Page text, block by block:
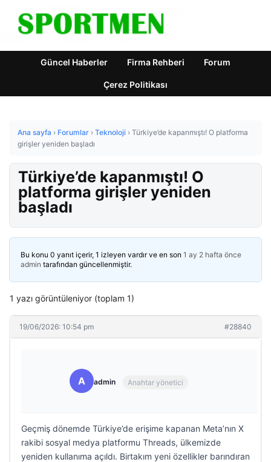
Güncel Haberler Firma Rehberi Forum
Çerez Politikası
Ana sayfa › Forumlar › Teknoloji › Türkiye’de kapanmıştı! O platforma
girişler yeniden başladı
Türkiye’de kapanmıştı! O
platforma girişler yeniden
başladı
Bu konu 0 yanıt içerir, 1 izleyen vardır ve en son 1 ay 2 hafta önce
admin tarafından güncellenmiştir.
1 yazı görüntüleniyor (toplam 1)
19/06/2026: 10:54 pm #28840
A admin Anahtar yönetici
Geçmiş dönemde Türkiye’de erişime kapanan Meta’nın X
rakibi sosyal medya platformu Threads, ülkemizde
yeniden kullanıma açıldı. Birtakım yeni özellikler barındıran